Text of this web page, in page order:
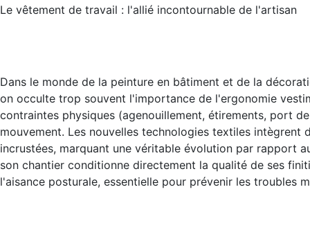
Le vêtement de travail : l'allié incontournable de l'artisan
Dans le monde de la peinture en bâtiment et de la
on occulte trop souvent l'importance de l'ergonomie
contraintes physiques (agenouillement, étirements, port
mouvement. Les nouvelles technologies textiles
incrustées, marquant une véritable évolution par rapport
son chantier conditionne directement la qualité de ses
l'aisance posturale, essentielle pour prévenir les troubles